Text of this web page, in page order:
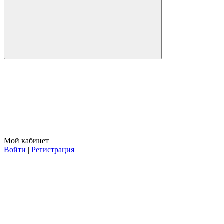
Мой кабинет
Войти | Регистрация